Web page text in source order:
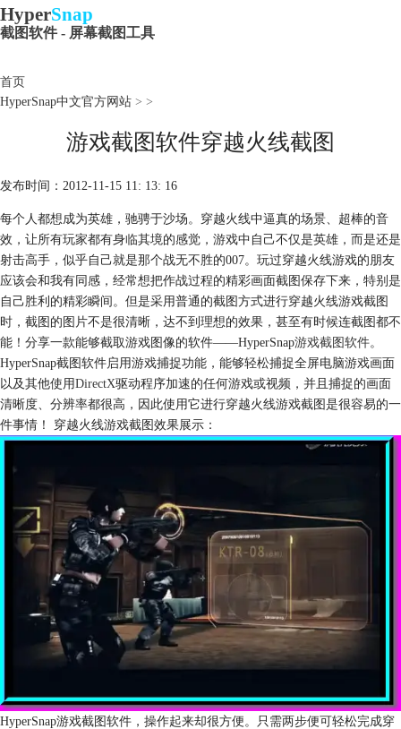
HyperSnap
截图软件 - 屏幕截图工具
首页
HyperSnap中文官方网站 > >
游戏截图软件穿越火线截图
发布时间：2012-11-15 11: 13: 16
每个人都想成为英雄，驰骋于沙场。穿越火线中逼真的场景、超棒的音
效，让所有玩家都有身临其境的感觉，游戏中自己不仅是英雄，而是还是
射击高手，似乎自己就是那个战无不胜的007。玩过穿越火线游戏的朋友
应该会和我有同感，经常想把作战过程的精彩画面截图保存下来，特别是
自己胜利的精彩瞬间。但是采用普通的截图方式进行穿越火线游戏截图
时，截图的图片不是很清晰，达不到理想的效果，甚至有时候连截图都不
能！分享一款能够截取游戏图像的软件——HyperSnap游戏截图软件。
HyperSnap截图软件启用游戏捕捉功能，能够轻松捕捉全屏电脑游戏画面
以及其他使用DirectX驱动程序加速的任何游戏或视频，并且捕捉的画面
清晰度、分辨率都很高，因此使用它进行穿越火线游戏截图是很容易的一
件事情！ 穿越火线游戏截图效果展示：
HyperSnap游戏截图软件，操作起来却很方便。只需两步便可轻松完成穿